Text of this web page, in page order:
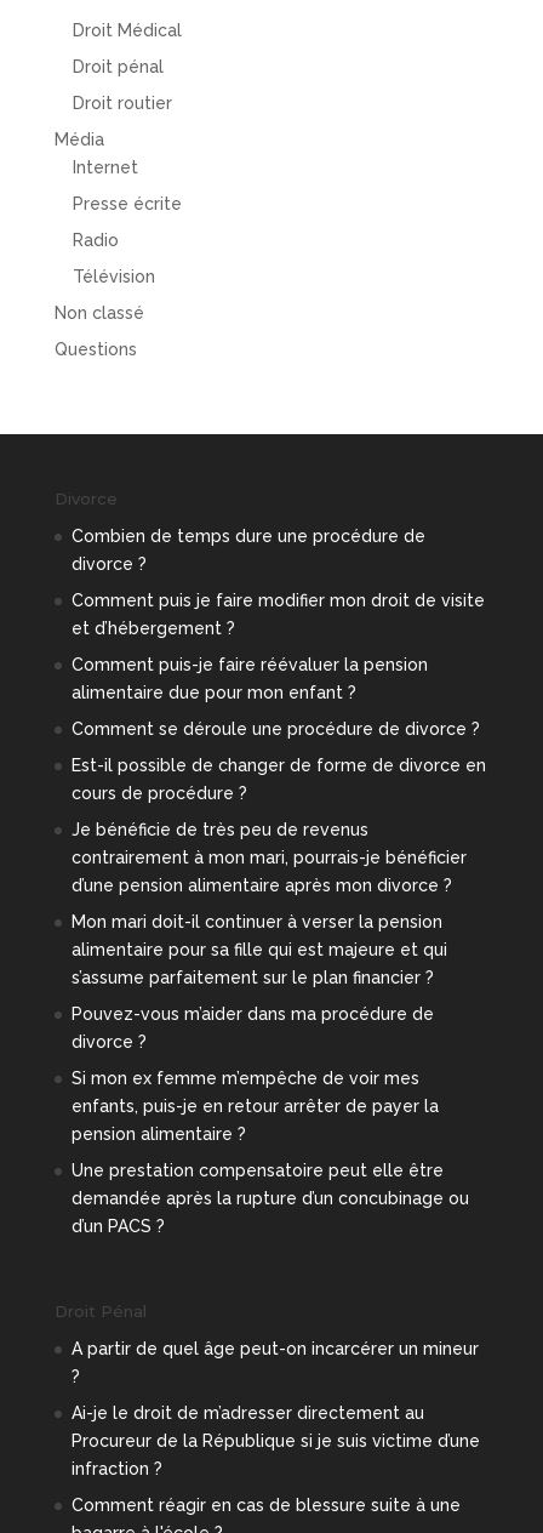
Droit Médical
Droit pénal
Droit routier
Média
Internet
Presse écrite
Radio
Télévision
Non classé
Questions
Divorce
Combien de temps dure une procédure de
divorce ?
Comment puis je faire modifier mon droit de visite
et d’hébergement ?
Comment puis-je faire réévaluer la pension
alimentaire due pour mon enfant ?
Comment se déroule une procédure de divorce ?
Est-il possible de changer de forme de divorce en
cours de procédure ?
Je bénéficie de très peu de revenus
contrairement à mon mari, pourrais-je bénéficier
d’une pension alimentaire après mon divorce ?
Mon mari doit-il continuer à verser la pension
alimentaire pour sa fille qui est majeure et qui
s’assume parfaitement sur le plan financier ?
Pouvez-vous m’aider dans ma procédure de
divorce ?
Si mon ex femme m’empêche de voir mes
enfants, puis-je en retour arrêter de payer la
pension alimentaire ?
Une prestation compensatoire peut elle être
demandée après la rupture d’un concubinage ou
d’un PACS ?
Droit Pénal
A partir de quel âge peut-on incarcérer un mineur
?
Ai-je le droit de m’adresser directement au
Procureur de la République si je suis victime d’une
infraction ?
Comment réagir en cas de blessure suite à une